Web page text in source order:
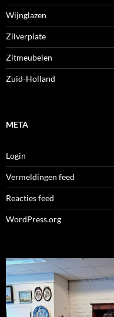
Wijnglazen
Zilverplate
Zitmeubelen
Zuid-Holland
META
Login
Vermeldingen feed
Reacties feed
WordPress.org